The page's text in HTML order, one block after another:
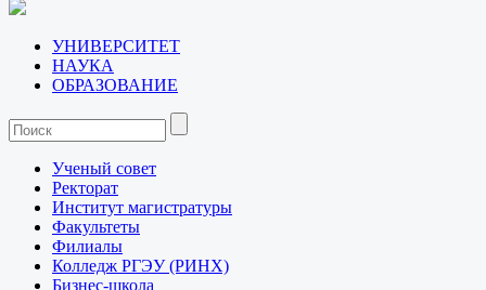
УНИВЕРСИТЕТ
НАУКА
ОБРАЗОВАНИЕ
Ученый совет
Ректорат
Институт магистратуры
Факультеты
Филиалы
Колледж РГЭУ (РИНХ)
Бизнес-школа